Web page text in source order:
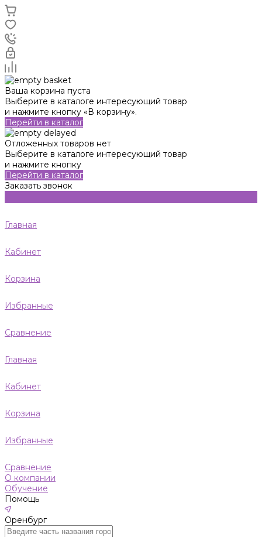
Ваша корзина пуста
Выберите в каталоге интересующий товар
и нажмите кнопку «В корзину».
Перейти в каталог
Отложенных товаров нет
Выберите в каталоге интересующий товар
и нажмите кнопку
Перейти в каталог
Заказать звонок
Главная
Кабинет
Корзина
Избранные
Сравнение
Главная
Кабинет
Корзина
Избранные
Сравнение
О компании
Обучение
Помощь
Оренбург